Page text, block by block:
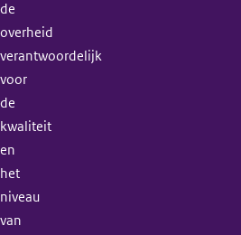
de
overheid
verantwoordelijk
voor
de
kwaliteit
en
het
niveau
van